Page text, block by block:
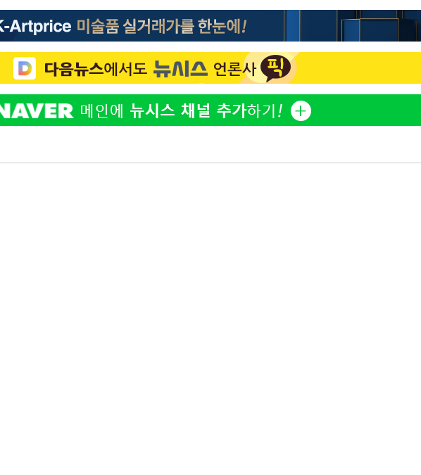
내린 1416.1원 마감
…서울, 2018년 이후 첫 40도
문…"국민적 공분에 수사 재개"
파문까지…'쑥대밭' 된 축구협회
위원장에 김태유 서울대 공대 교수…이
발언' 진종오·서범수 징계 절차 개시
소심도 징역 3년
2 전현무 "전 연인 집
3
박찬민 딸 박민하, 배
니…여유로운 근황
4
SK하이닉스, 주당
5
[속보]SK하이닉스,